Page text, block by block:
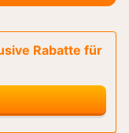
Rabatte für